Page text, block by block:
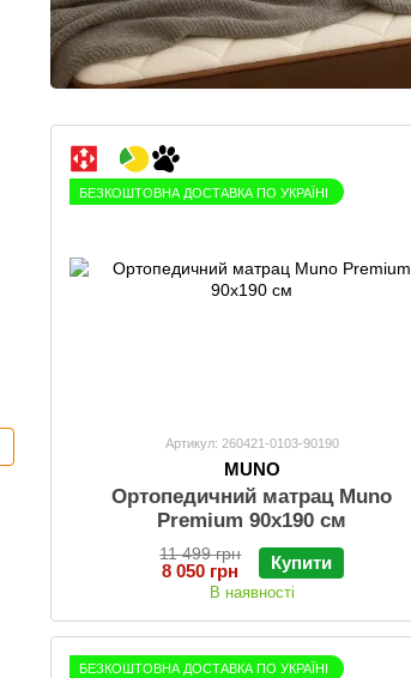
БЕЗКОШТОВНА ДОСТАВКА ПО УКРАЇНІ
Артикул: 260421-0103-90190
MUNO
Ортопедичний матрац Muno
Premium 90х190 см
11 499 грн
8 050 грн Купити
В наявності
БЕЗКОШТОВНА ДОСТАВКА ПО УКРАЇНІ